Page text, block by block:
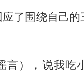
了围绕自己
言），说我吃